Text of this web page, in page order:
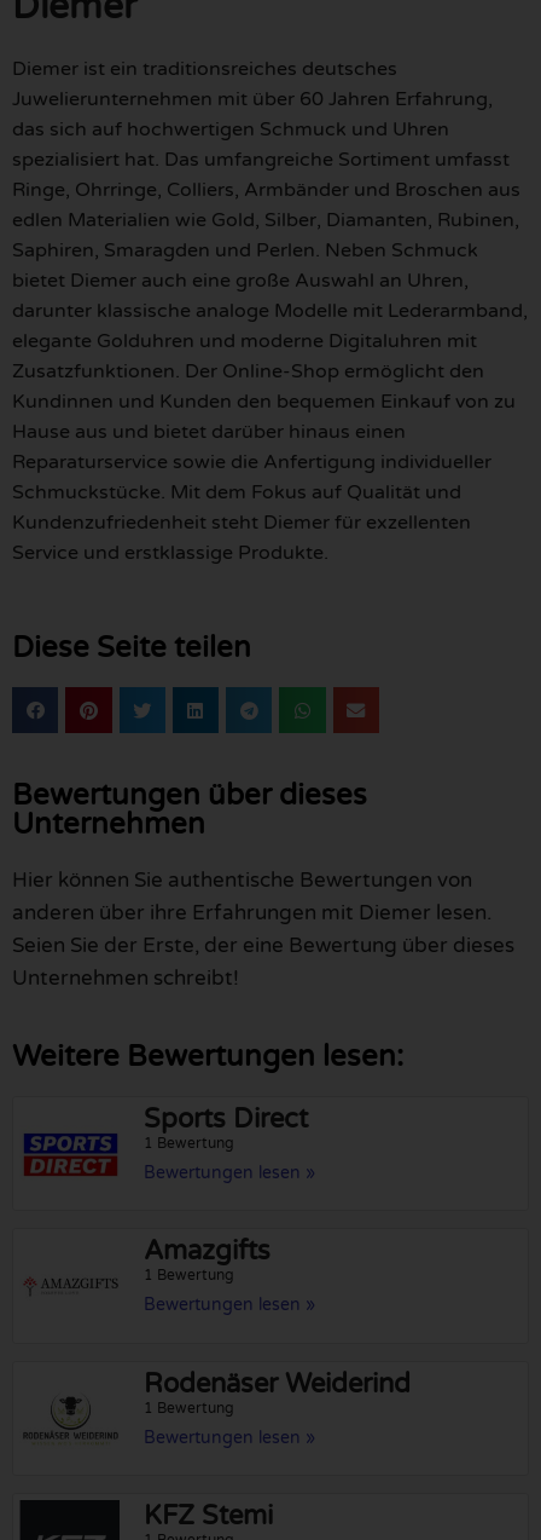
Diemer ist ein traditionsreiches deutsches
Juwelierunternehmen mit über 60 Jahren Erfahrung,
das sich auf hochwertigen Schmuck und Uhren
spezialisiert hat. Das umfangreiche Sortiment umfasst
Ringe, Ohrringe, Colliers, Armbänder und Broschen aus
edlen Materialien wie Gold, Silber, Diamanten, Rubinen,
Saphiren, Smaragden und Perlen. Neben Schmuck
bietet Diemer auch eine große Auswahl an Uhren,
darunter klassische analoge Modelle mit Lederarmband,
elegante Golduhren und moderne Digitaluhren mit
Zusatzfunktionen. Der Online-Shop ermöglicht den
Kundinnen und Kunden den bequemen Einkauf von zu
Hause aus und bietet darüber hinaus einen
Reparaturservice sowie die Anfertigung individueller
Schmuckstücke. Mit dem Fokus auf Qualität und
Kundenzufriedenheit steht Diemer für exzellenten
Service und erstklassige Produkte.
Diese Seite teilen
Bewertungen über dieses
Unternehmen
Hier können Sie authentische Bewertungen von
anderen über ihre Erfahrungen mit Diemer lesen.
Seien Sie der Erste, der eine Bewertung über dieses
Unternehmen schreibt!
Weitere Bewertungen lesen:
Sports Direct
1 Bewertung
Bewertungen lesen »
Amazgifts
1 Bewertung
Bewertungen lesen »
Rodenäser Weiderind
1 Bewertung
Bewertungen lesen »
KFZ Stemi